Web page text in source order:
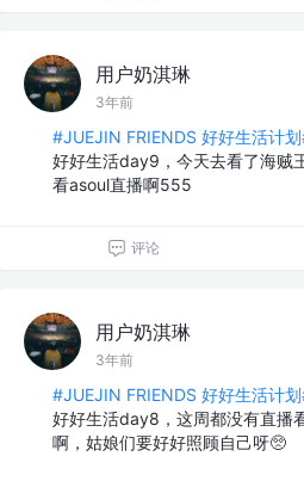
用户奶淇琳
3年前
#JUEJIN FRIENDS 好好生活计
好好生活day9，今天去看了海贼
看asoul直播啊555
评论
用户奶淇琳
3年前
#JUEJIN FRIENDS 好好生活计
好好生活day8，这周都没有直播
啊，姑娘们要好好照顾自己呀🥺